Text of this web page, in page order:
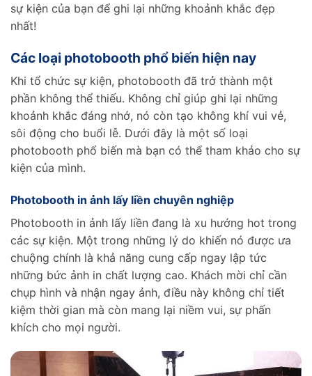
sự kiện của bạn để ghi lại những khoảnh khắc đẹp
nhất!
Các loại photobooth phổ biến hiện nay
Khi tổ chức sự kiện, photobooth đã trở thành một
phần không thể thiếu. Không chỉ giúp ghi lại những
khoảnh khắc đáng nhớ, nó còn tạo không khí vui vẻ,
sôi động cho buổi lễ. Dưới đây là một số loại
photobooth phổ biến mà bạn có thể tham khảo cho sự
kiện của mình.
Photobooth in ảnh lấy liền chuyên nghiệp
Photobooth in ảnh lấy liền đang là xu hướng hot trong
các sự kiện. Một trong những lý do khiến nó được ưa
chuộng chính là khả năng cung cấp ngay lập tức
những bức ảnh in chất lượng cao. Khách mời chỉ cần
chụp hình và nhận ngay ảnh, điều này không chỉ tiết
kiệm thời gian mà còn mang lại niềm vui, sự phấn
khích cho mọi người.